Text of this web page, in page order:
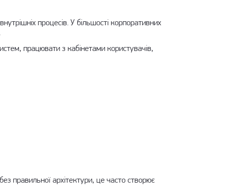
процесів. У більшості корпоративних
працювати з кабінетами користувачів,
правильної архітектури, це часто створює